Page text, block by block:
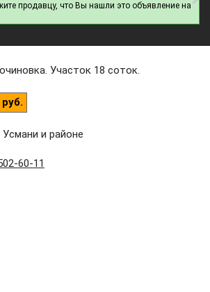
продавцу, что Вы нашли это объявление на
Участок 18 соток.
и районе
60-11